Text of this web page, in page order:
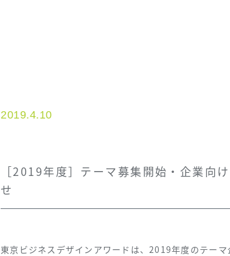
2019.4.10
［2019年度］テーマ募集開始・企業向
せ
東京ビジネスデザインアワードは、2019年度のテーマ